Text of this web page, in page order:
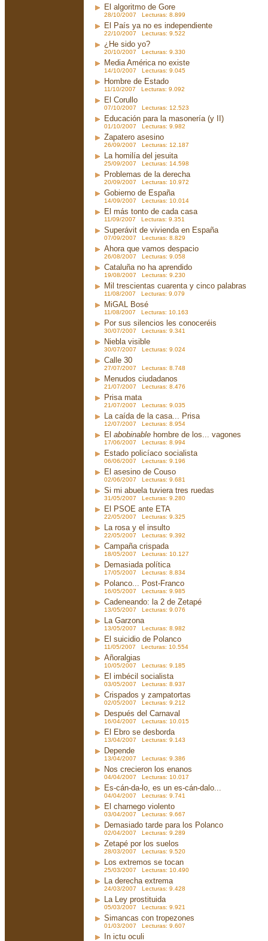
El algoritmo de Gore
28/10/2007 Lecturas: 8.899
El País ya no es independiente
22/10/2007 Lecturas: 9.522
¿He sido yo?
20/10/2007 Lecturas: 9.330
Media América no existe
14/10/2007 Lecturas: 9.045
Hombre de Estado
11/10/2007 Lecturas: 9.092
El Corullo
07/10/2007 Lecturas: 12.523
Educación para la masonería (y II)
01/10/2007 Lecturas: 9.982
Zapatero asesino
26/09/2007 Lecturas: 12.187
La homilía del jesuita
25/09/2007 Lecturas: 14.598
Problemas de la derecha
20/09/2007 Lecturas: 10.972
Gobierno de España
14/09/2007 Lecturas: 10.014
El más tonto de cada casa
11/09/2007 Lecturas: 9.351
Superávit de vivienda en España
07/09/2007 Lecturas: 8.829
Ahora que vamos despacio
26/08/2007 Lecturas: 9.058
Cataluña no ha aprendido
19/08/2007 Lecturas: 9.230
Mil trescientas cuarenta y cinco palabras
11/08/2007 Lecturas: 9.079
MiGAL Bosé
11/08/2007 Lecturas: 10.163
Por sus silencios les conoceréis
30/07/2007 Lecturas: 9.341
Niebla visible
30/07/2007 Lecturas: 9.024
Calle 30
27/07/2007 Lecturas: 8.748
Menudos ciudadanos
21/07/2007 Lecturas: 8.476
Prisa mata
21/07/2007 Lecturas: 9.035
La caída de la casa... Prisa
12/07/2007 Lecturas: 8.954
El abobinable hombre de los... vagones
17/06/2007 Lecturas: 8.994
Estado policíaco socialista
06/06/2007 Lecturas: 9.196
El asesino de Couso
02/06/2007 Lecturas: 9.681
Si mi abuela tuviera tres ruedas
31/05/2007 Lecturas: 9.280
El PSOE ante ETA
22/05/2007 Lecturas: 9.325
La rosa y el insulto
22/05/2007 Lecturas: 9.392
Campaña crispada
18/05/2007 Lecturas: 10.127
Demasiada política
17/05/2007 Lecturas: 8.834
Polanco... Post-Franco
16/05/2007 Lecturas: 9.985
Cadeneando: la 2 de Zetapé
13/05/2007 Lecturas: 9.076
La Garzona
13/05/2007 Lecturas: 8.982
El suicidio de Polanco
11/05/2007 Lecturas: 10.554
Añoralgias
10/05/2007 Lecturas: 9.185
El imbécil socialista
03/05/2007 Lecturas: 8.937
Crispados y zampatortas
02/05/2007 Lecturas: 9.212
Después del Carnaval
16/04/2007 Lecturas: 10.015
El Ebro se desborda
13/04/2007 Lecturas: 9.143
Depende
13/04/2007 Lecturas: 9.386
Nos crecieron los enanos
04/04/2007 Lecturas: 10.017
Es-cán-da-lo, es un es-cán-dalo...
04/04/2007 Lecturas: 9.741
El charnego violento
03/04/2007 Lecturas: 9.667
Demasiado tarde para los Polanco
02/04/2007 Lecturas: 9.289
Zetapé por los suelos
28/03/2007 Lecturas: 9.520
Los extremos se tocan
25/03/2007 Lecturas: 10.490
La derecha extrema
24/03/2007 Lecturas: 9.428
La Ley prostituida
05/03/2007 Lecturas: 9.921
Simancas con tropezones
01/03/2007 Lecturas: 9.607
In ictu oculi